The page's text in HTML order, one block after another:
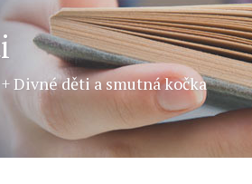
Divné děti a smutná kočka